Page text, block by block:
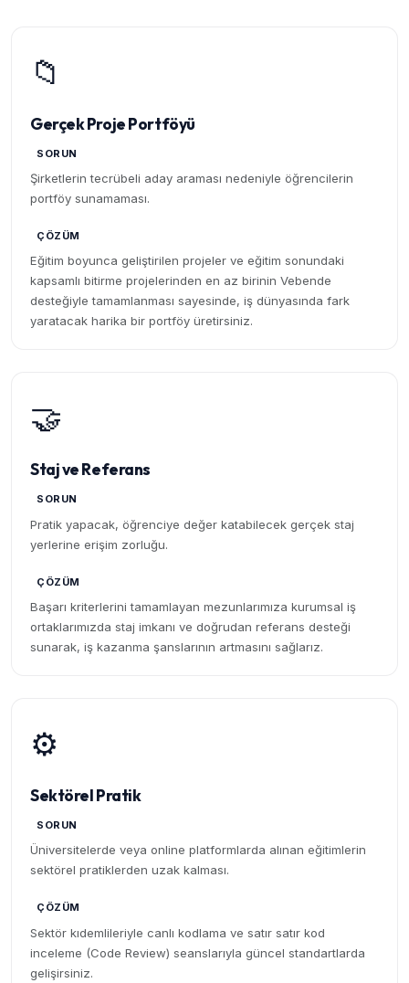
📁
Gerçek Proje Portföyü
SORUN
Şirketlerin tecrübeli aday araması nedeniyle öğrencilerin
portföy sunamaması.
ÇÖZÜM
Eğitim boyunca geliştirilen projeler ve eğitim sonundaki
kapsamlı bitirme projelerinden en az birinin Vebende
desteğiyle tamamlanması sayesinde, iş dünyasında fark
yaratacak harika bir portföy üretirsiniz.
🤝
Staj ve Referans
SORUN
Pratik yapacak, öğrenciye değer katabilecek gerçek staj
yerlerine erişim zorluğu.
ÇÖZÜM
Başarı kriterlerini tamamlayan mezunlarımıza kurumsal iş
ortaklarımızda staj imkanı ve doğrudan referans desteği
sunarak, iş kazanma şanslarının artmasını sağlarız.
⚙️
Sektörel Pratik
SORUN
Üniversitelerde veya online platformlarda alınan eğitimlerin
sektörel pratiklerden uzak kalması.
ÇÖZÜM
Sektör kıdemlileriyle canlı kodlama ve satır satır kod
inceleme (Code Review) seanslarıyla güncel standartlarda
gelişirsiniz.